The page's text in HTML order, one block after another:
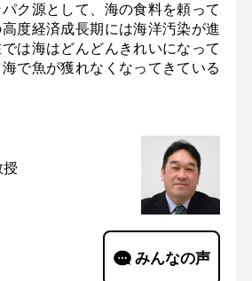
ク源として、海の食料を頼って
度経済成長期には海洋汚染が進
は海はどんどんきれいになって
で魚が獲れなくなってきている
授
みんなの声